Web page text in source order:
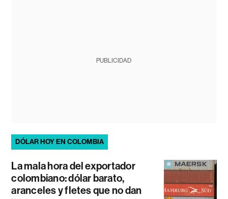
PUBLICIDAD
DÓLAR HOY EN COLOMBIA
La mala hora del exportador
colombiano: dólar barato,
aranceles y fletes que no dan